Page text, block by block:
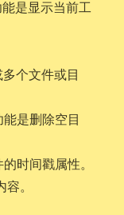
是显示当前工
个文件或目
能是删除空目
时间戳属性。
。